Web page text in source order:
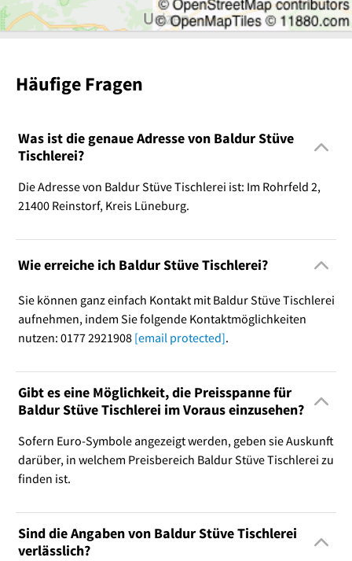
Häufige Fragen
Was ist die genaue Adresse von Baldur Stüve
Tischlerei?
Die Adresse von Baldur Stüve Tischlerei ist: Im Rohrfeld 2,
21400 Reinstorf, Kreis Lüneburg.
Wie erreiche ich Baldur Stüve Tischlerei?
Sie können ganz einfach Kontakt mit Baldur Stüve Tischlerei
aufnehmen, indem Sie folgende Kontaktmöglichkeiten
nutzen: 0177 2921908 [email protected].
Gibt es eine Möglichkeit, die Preisspanne für
Baldur Stüve Tischlerei im Voraus einzusehen?
Sofern Euro-Symbole angezeigt werden, geben sie Auskunft
darüber, in welchem Preisbereich Baldur Stüve Tischlerei zu
finden ist.
Sind die Angaben von Baldur Stüve Tischlerei
verlässlich?